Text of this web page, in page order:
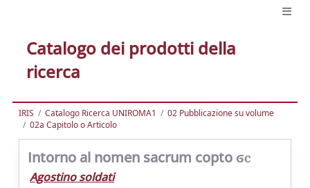
Catalogo dei prodotti della
ricerca
IRIS Catalogo Ricerca UNIROMA1
02 Pubblicazione su volume
02a Capitolo o Articolo
Intorno al nomen sacrum copto ϭⲥ
Agostino soldati